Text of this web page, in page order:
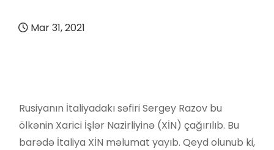
Mar 31, 2021
Rusiyanın İtaliyadakı səfiri Sergey Razov bu
ölkənin Xarici İşlər Nazirliyinə (XİN) çağırılıb. Bu
barədə İtaliya XİN məlumat yayıb. Qeyd olunub ki,